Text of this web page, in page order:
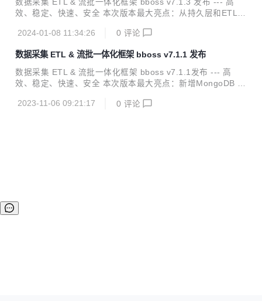
个基于 java 语言实现数据采集作业的强大 ETL 工具，提供...
数据采集 ETL & 流批一体化框架 bboss v7.1.3 发布 --- 高
效、稳定、快速、安全 本次版本最大亮点：从持久层和ETL两
均衡机制 bboss 是一个基于开源协议 Apache License 发布
成： Elasticsearch Highlevel Java Restclient ， 一个高性能
高兼容性的 Elasticsearch/Opensearch java 客户端框架 数
据采集同步 ETL ，一个基于 java 语言实现数据采集作业的
2024-01-08 11:34:26 0 评论
数据采集 ETL & 流批一体化框架 bboss v7.1.1 发布
数据采集 ETL & 流批一体化框架 bboss v7.1.1发布 --- 高
效、稳定、快速、安全 本次版本最大亮点：新增MongoDB C
据，也可每次作业重启从最新位置采集MongoDB 增、删、改
2023-11-06 09:21:17 0 评论